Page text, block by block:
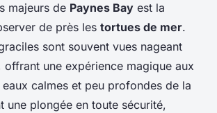
majeurs de Paynes Bay est la
de près les tortues de mer.
sont souvent vues nageant
offrant une expérience magique aux
calmes et peu profondes de la
une plongée en toute sécurité,